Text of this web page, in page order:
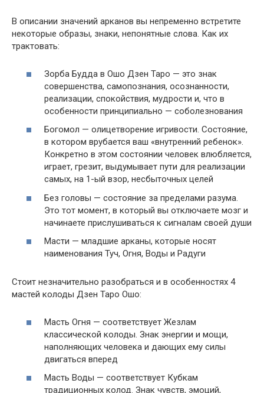
В описании значений арканов вы непременно встретите
некоторые образы, знаки, непонятные слова. Как их
трактовать:
Зорба Будда в Ошо Дзен Таро — это знак
совершенства, самопознания, осознанности,
реализации, спокойствия, мудрости и, что в
особенности принципиально — соболезнования
Богомол — олицетворение игривости. Состояние,
в котором врубается ваш «внутренний ребенок».
Конкретно в этом состоянии человек влюбляется,
играет, грезит, выдумывает пути для реализации
самых, на 1-ый взор, несбыточных целей
Без головы — состояние за пределами разума.
Это тот момент, в который вы отключаете мозг и
начинаете прислушиваться к сигналам своей души
Масти — младшие арканы, которые носят
наименования Туч, Огня, Воды и Радуги
Стоит незначительно разобраться и в особенностях 4
мастей колоды Дзен Таро Ошо:
Масть Огня — соответствует Жезлам
классической колоды. Знак энергии и мощи,
наполняющих человека и дающих ему силы
двигаться вперед
Масть Воды — соответствует Кубкам
традиционных колод. Знак чувств, эмоций,